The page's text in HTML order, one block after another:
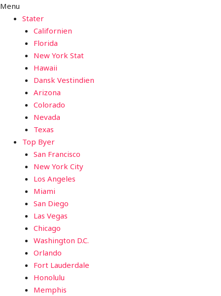
Menu
Stater
Californien
Florida
New York Stat
Hawaii
Dansk Vestindien
Arizona
Colorado
Nevada
Texas
Top Byer
San Francisco
New York City
Los Angeles
Miami
San Diego
Las Vegas
Chicago
Washington D.C.
Orlando
Fort Lauderdale
Honolulu
Memphis